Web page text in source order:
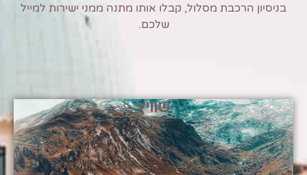
בניסיון הרכבת מסלול, קבלו אותו מתנה ממני ישירות למייל
שלכם.
שוויץ